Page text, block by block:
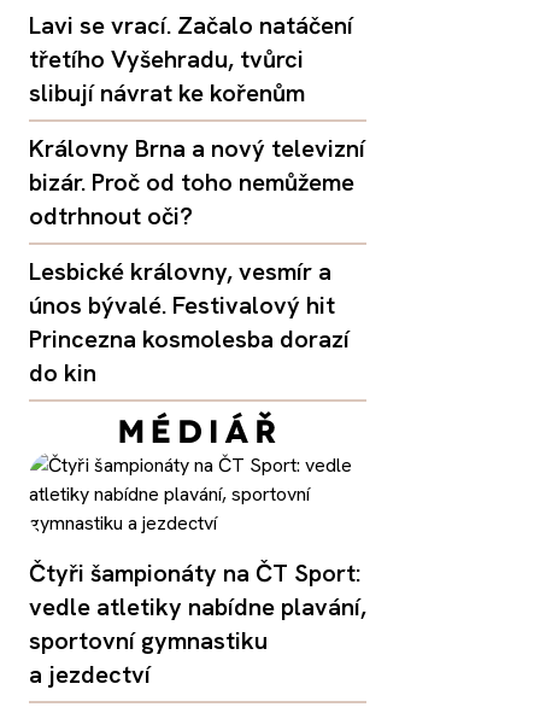
Lavi se vrací. Začalo natáčení
třetího Vyšehradu, tvůrci
slibují návrat ke kořenům
Královny Brna a nový televizní
bizár. Proč od toho nemůžeme
odtrhnout oči?
Lesbické královny, vesmír a
únos bývalé. Festivalový hit
Princezna kosmolesba dorazí
do kin
Čtyři šampionáty na ČT Sport:
vedle atletiky nabídne plavání,
sportovní gymnastiku
a jezdectví